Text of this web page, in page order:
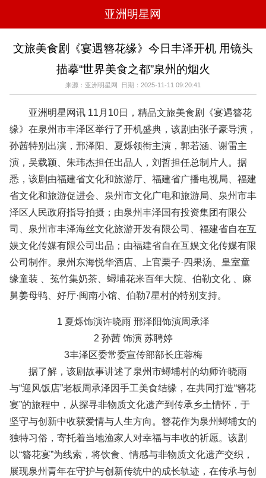
亚洲明星网
电影 电视
音乐
时尚
八卦 华人男明星
华人女明星
韩国女明星
韩国男明星 日本男明星
日本女明星
欧美男明星 泰国女明星
文旅美食剧《宴遇簪花缘》今日丰泽开机 用镜头
描摹“世界美食之都”泉州的烟火
来源：亚洲明星网 日期：2025-11-11 09:20:41
亚洲明星网讯 11月10日，精品文旅美食剧《宴遇簪花
缘》在泉州市丰泽区举行了开机盛典，该剧由张子豪导演，
孙茜特别出演，邢泽阳、夏烁领衔主演，郭若涵、谢雷主
演，吴载颖、朱玮杰担任出品人，刘哲担任总制片人。据
悉，该剧由福建省文化和旅游厅、福建省广播电视局、福建
省文化和旅游促进会、泉州市文化广电和旅游局、泉州市丰
泽区人民政府指导拍摄；由泉州丰泽国有投资集团有限公
司、泉州市丰泽海丝文化旅游开发有限公司、福建省自在互
娱文化传媒有限公司出品；由福建省自在互娱文化传媒有限
公司制作。泉州东海悦华酒店、上官栗子·四果汤、皇室童
缘童装 、菟竹集奶茶、蟳埔花米百年大院、伯勒文化 、麻
舅姜母鸭、好厅·闽南小馆、伯勒7星村的特别支持。
1 夏烁饰演许晓雨 邢泽阳饰演周承泽
2 孙茜 饰演 苏聘婷
3丰泽区委常委宣传部部长庄蓉梅
据了解，该剧故事讲述了泉州市蟳埔村的幼师许晓雨
与“迎风饭店”老板周承泽因手工美食结缘，在共同打造“簪花
宴”的旅程中，从探寻非物质文化遗产到传承乡土情怀，于
坚守与创新中收获爱情与人生方向。簪花作为泉州蟳埔女的
独特习俗，寄托着当地渔家人对幸福与丰收的祈愿。该剧
以“簪花宴”为线索，将饮食、情感与非物质文化遗产交织，
展现泉州青年在守护与创新传统中的成长轨迹，在传承与创